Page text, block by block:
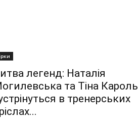
легенд: Наталія
та Тіна Кароль
в тренерських